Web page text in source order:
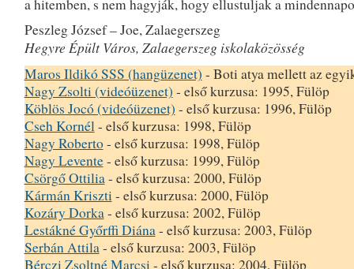
a hitemben, s nem hagyják, hogy ellustuljak a
Peszleg József – Joe, Zalaegerszeg
Hegyre Épült Város, Zalaegerszeg iskolaközösség
Maros Ildikó SSS (hangüzenet) - Boti atya mellett az
Nagy Zsolti (videóüzenet) - első kurzusa: 1995, Fülöp
Köblös Jocó (videóüzenet) - első kurzusa: 1996, Fülöp
Cseh Kornél - első kurzusa: 1998, Fülöp
Nagy Roberto- első kurzusa: 1998, Fülöp
Nagy Levente- első kurzusa: 1999, Fülöp
Csörgő Ottilia- első kurzusa: 2000, Fülöp
Kármán Kriszti - első kurzusa: 2000, Fülöp
Kozáry Dorka- első kurzusa: 2002, Fülöp
Lestákné Győrffi Diána- első kurzusa: 2003, Fülöp
Serbán Attila- első kurzusa: 2003, Fülöp
Bérczi Zsoltné Marcsi - első kurzusa: 2004, Fülöp